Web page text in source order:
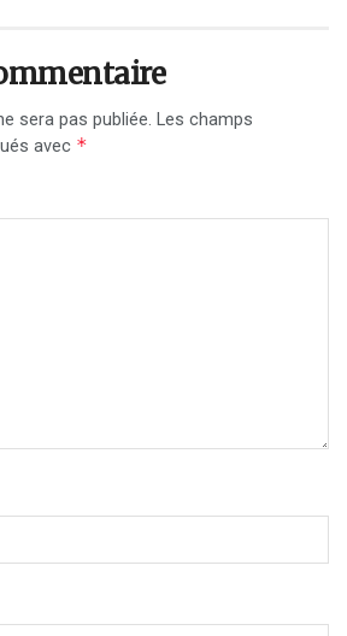
sera pas publiée. Les champs
avec *